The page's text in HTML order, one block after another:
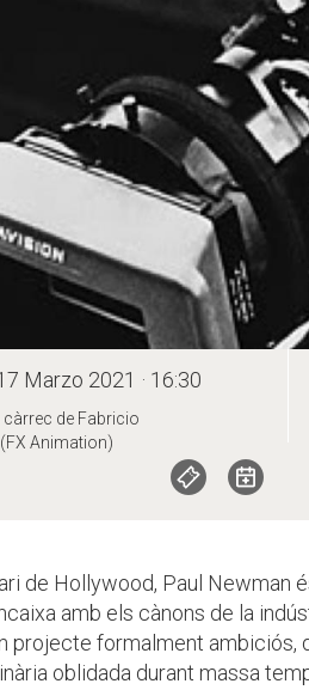
Marzo 2021 · 16:30
de Fabricio
Animation)
de Hollywood, Paul Newman
amb els cànons de la
projecte formalment ambiciós,
oblidada durant massa